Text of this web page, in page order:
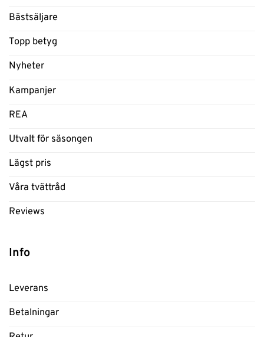
Bästsäljare
Topp betyg
Nyheter
Kampanjer
REA
Utvalt för säsongen
Lägst pris
Våra tvättråd
Reviews
Info
Leverans
Betalningar